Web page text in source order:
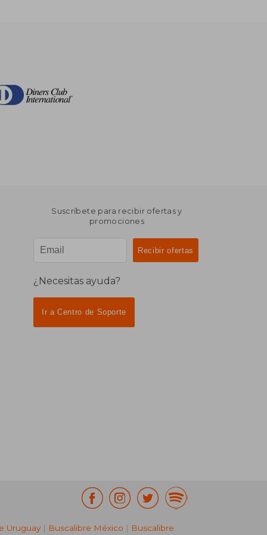
Suscríbete para recibir ofertas y
promociones
¿Necesitas ayuda?
Ir a Centro de Soporte
Uruguay | Buscalibre México | Buscalibre